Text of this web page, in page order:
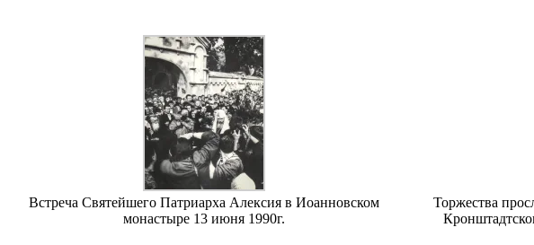
Встреча Святейшего Патриарха Алексия в Иоанновском
монастыре 13 июня 1990г.
Торжества